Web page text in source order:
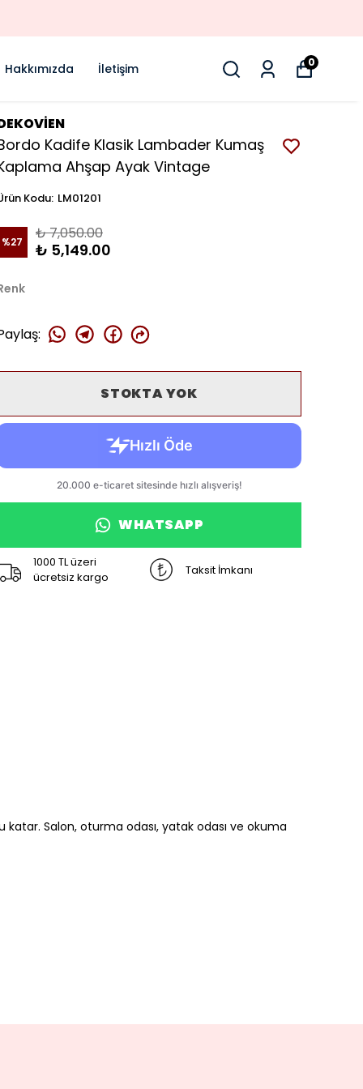
Hakkımızda İletişim 0
Kadife Klasik Lambader Kumaş
Ahşap Ayak Vintage
Kodu: LM01201
%27 ₺ 7,050.00
₺ 5,149.00
:
STOKTA YOK
WHATSAPP
1000 TL üzeri
ücretsiz kargo
Taksit İmkanı
katar. Salon, oturma odası, yatak odası ve okuma